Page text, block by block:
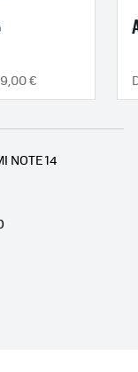
€
NOTE 14